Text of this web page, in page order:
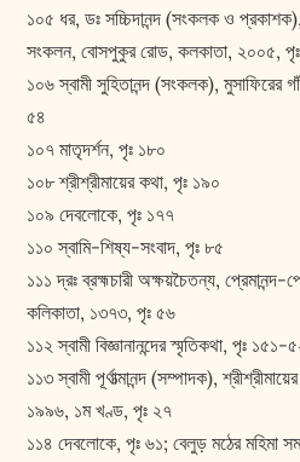
১০৫ ধর, ডঃ সচ্চিদানন্দ (সংকলক ও
সংকলন, বোসপুকুর রোড, কলকাতা, ২০০৫,
১০৬ স্বামী সুহিতানন্দ (সংকলক), মুসাফিরের
৫৪
১০৭ মাতৃদর্শন, পৃঃ ১৮০
১০৮ শ্রীশ্রীমায়ের কথা, পৃঃ ১৯০
১০৯ দেবলোকে, পৃঃ ১৭৭
১১০ স্বামি-শিষ্য-সংবাদ, পৃঃ ৮৫
১১১ দ্রঃ ব্রহ্মচারী অ‌ক্ষয়চৈতন্য, প্রেমানন্দ-
কলিকাতা, ১৩৭৩, পৃঃ ৫৬
১১২ স্বামী বিজ্ঞানানন্দের স্মৃতিকথা, পৃঃ ১৫১-
১১৩ স্বামী পূর্ণাত্মানন্দ (সম্পাদক),
১৯৯৬, ১ম খণ্ড, পৃঃ ২৭
১১৪ দেবলোকে, পৃঃ ৬১; বেলুড় মঠের মহিমা